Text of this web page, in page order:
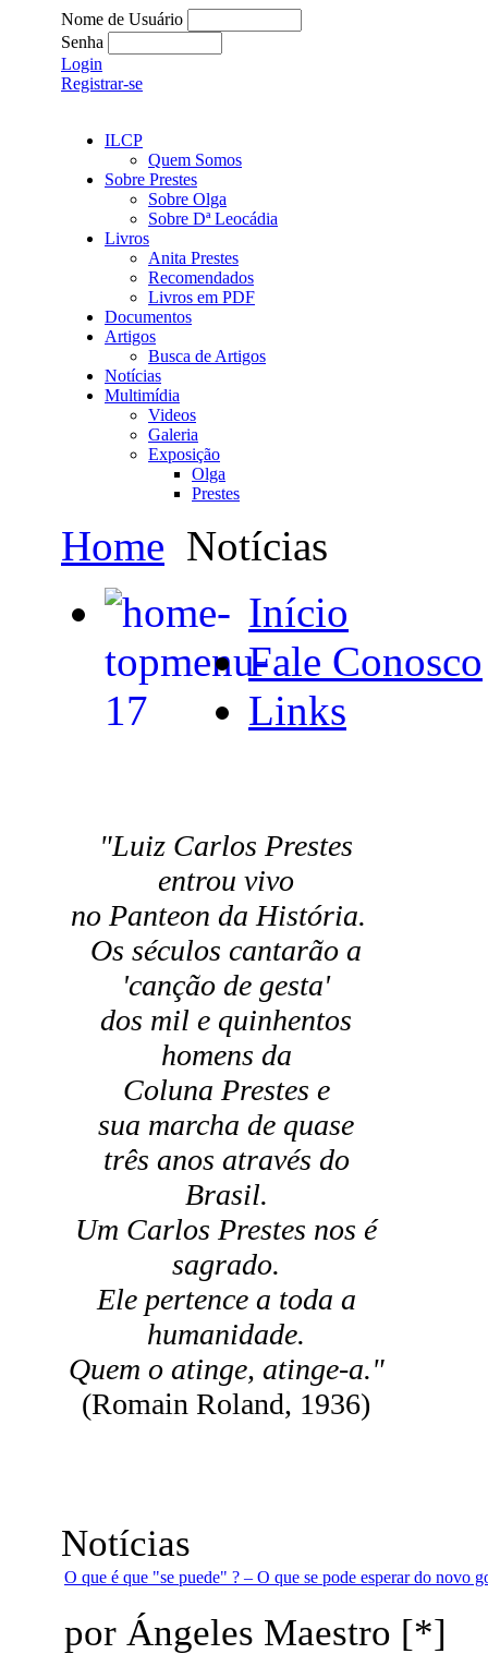
Nome de Usuário
Senha
Login
Registrar-se
ILCP
Quem Somos
Sobre Prestes
Sobre Olga
Sobre Dª Leocádia
Livros
Anita Prestes
Recomendados
Livros em PDF
Documentos
Artigos
Busca de Artigos
Notícias
Multimídia
Videos
Galeria
Exposição
Olga
Prestes
Home Notícias
Início
Fale Conosco
Links
"Luiz Carlos Prestes
entrou vivo
no Panteon da História.
Os séculos cantarão a
'canção de gesta'
dos mil e quinhentos
homens da
Coluna Prestes e
sua marcha de quase
três anos através do
Brasil.
Um Carlos Prestes nos é
sagrado.
Ele pertence a toda a
humanidade.
Quem o atinge, atinge-a."
(Romain Roland, 1936)
Notícias
O que é que "se puede" ? – O que se pode esperar do novo
por Ángeles Maestro [*]